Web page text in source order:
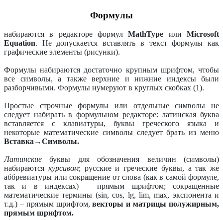
Формулы
набираются в редакторе формулMathType илиMicrosoft
Equation. Не допускается вставлять в текст формулы как
графические элементы (рисунки).
Формулы набираются достаточно крупным шрифтом, чтобы
все символы, а также верхние и нижние индексы были
разборчивыми. Формулы нумеруют в круглых скобках (1).
Простые строчные формулы или отдельные символы не
следует набирать в формульном редакторе: латинская буква
вставляется с клавиатуры, буквы греческого языка и
некоторые математические символы следует брать из меню
Вставка→Символы.
Латинские буквы для обозначения величин (символы)
набираются курсивом; русские и греческие буквы, а так же
аббревиатуры или сокращение от слова (как в самой формуле,
так и в индексах) – прямым шрифтом; сокращенные
математические термины (sin,cos, lg, lim,max, экспонента и
т.д.) – прямым шрифтом,векторы и матрицы полужирным,
прямым шрифтом.